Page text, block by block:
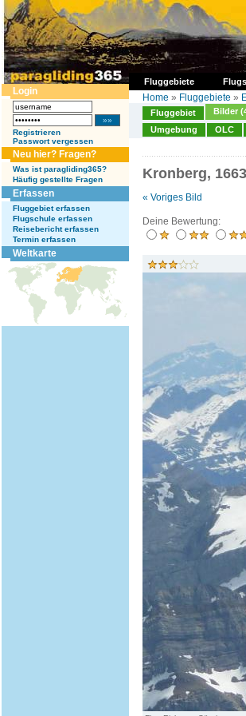
Fluggebiete
Login
Registrieren
Passwort vergessen
Neu hier? Fragen?
Was ist paragliding365?
Häufig gestellte Fragen
Erfassen
Fluggebiet erfassen
Flugschule erfassen
Reisebericht erfassen
Termin erfassen
Weltkarte
Home » Fluggebiete »
Fluggebiet Bilder
Umgebung
OLC
Kronberg,
« Voriges Bild
Deine Bewertung: